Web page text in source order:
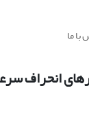
با ما
انحراف